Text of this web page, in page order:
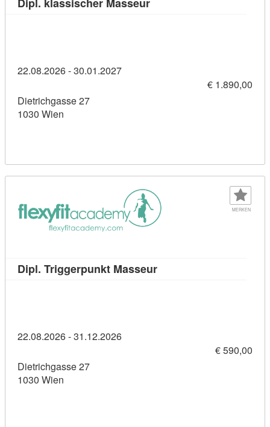
22.08.2026 - 30.01.2027
€ 1.890,00
Dietrichgasse 27
1030 Wien
MERKEN
Dipl. Triggerpunkt MasseurKursdetail: Dipl.
22.08.2026 - 31.12.2026
€ 590,00
Dietrichgasse 27
1030 Wien